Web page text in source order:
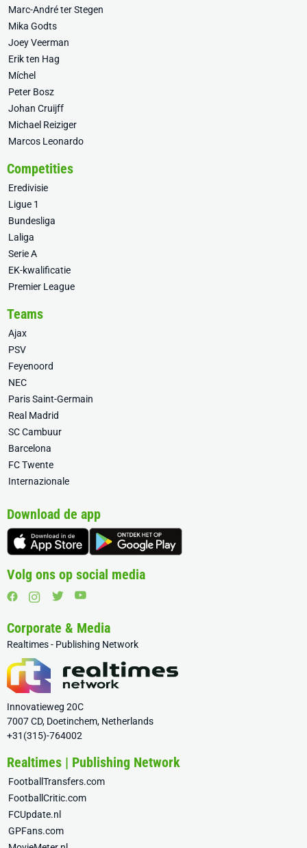
Marc-André ter Stegen
Mika Godts
Joey Veerman
Erik ten Hag
Míchel
Peter Bosz
Johan Cruijff
Michael Reiziger
Marcos Leonardo
Competities
Eredivisie
Ligue 1
Bundesliga
Laliga
Serie A
EK-kwalificatie
Premier League
Teams
Ajax
PSV
Feyenoord
NEC
Paris Saint-Germain
Real Madrid
SC Cambuur
Barcelona
FC Twente
Internazionale
Download de app
Volg ons op social media
Corporate & Media
Realtimes - Publishing Network
Innovatieweg 20C
7007 CD, Doetinchem, Netherlands
+31(315)-764002
Realtimes | Publishing Network
FootballTransfers.com
FootballCritic.com
FCUpdate.nl
GPFans.com